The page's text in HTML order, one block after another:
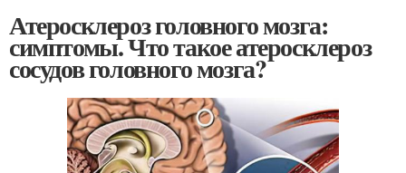
Атеросклероз головного мозга:
симптомы. Что такое атеросклероз
сосудов головного мозга?